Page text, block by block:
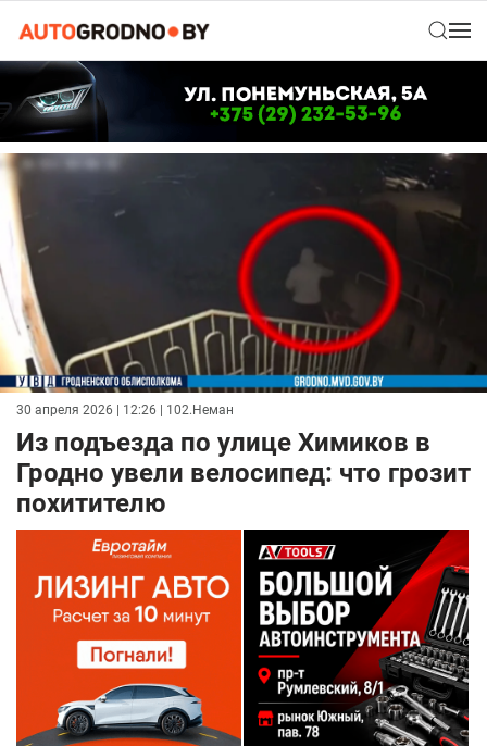
30 апреля 2026 | 12:26 | 102.Неман
Из подъезда по улице Химиков в
Гродно увели велосипед: что грозит
похитителю